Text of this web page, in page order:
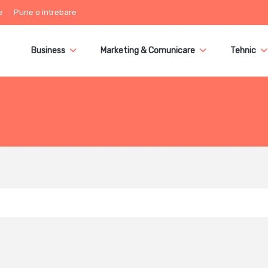
Pune o întrebare
Business Marketing & Comunicare Tehnic